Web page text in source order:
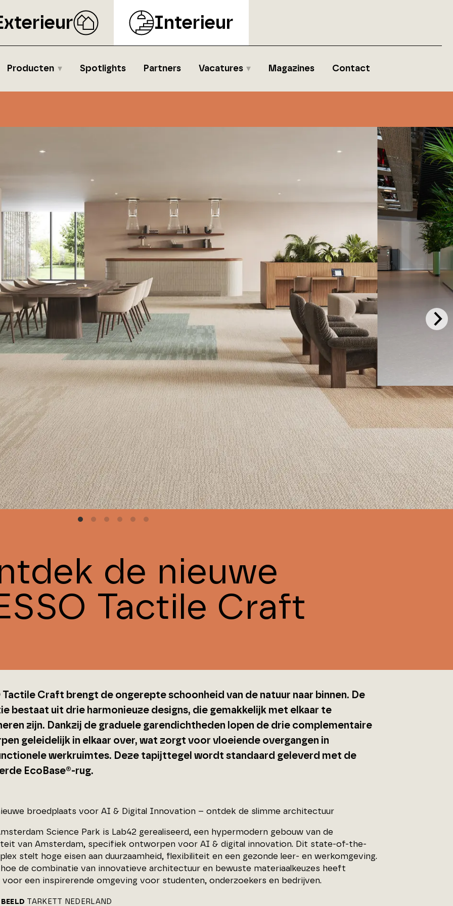
Interieur
Producten Spotlights Partners Vacatures Magazines Contact
de nieuwe
Tactile Craft
Tactile Craft brengt de ongerepte schoonheid van de natuur naar binnen. De
bestaat uit drie harmonieuze designs, die gemakkelijk met elkaar te
zijn. Dankzij de graduele garendichtheden lopen de drie complementaire
geleidelijk in elkaar over, wat zorgt voor vloeiende overgangen in
werkruimtes. Deze tapijttegel wordt standaard geleverd met de
EcoBase®-rug.
broedplaats voor AI & Digital Innovation – ontdek de slimme architectuur
Science Park is Lab42 gerealiseerd, een hypermodern gebouw van de
van Amsterdam, specifiek ontworpen voor AI & digital innovation. Dit state-of-the-
stelt hoge eisen aan duurzaamheid, flexibiliteit en een gezonde leer- en werkomgeving.
de combinatie van innovatieve architectuur en bewuste materiaalkeuzes heeft
voor een inspirerende omgeving voor studenten, onderzoekers en bedrijven.
BEELD TARKETT NEDERLAND